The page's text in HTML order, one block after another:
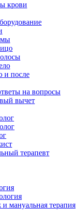
крови
и после
на вопросы
вычет
терапевт
мануальная терапия